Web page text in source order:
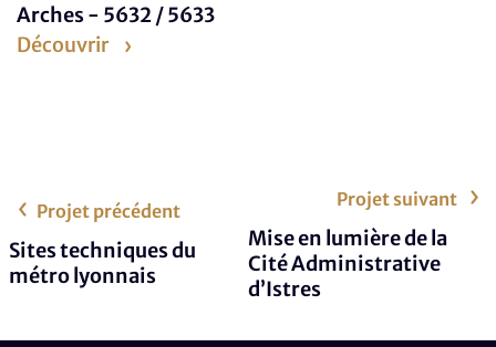
Arches - 5632 / 5633
Découvrir
Projet précédent
Sites techniques du
métro lyonnais
Projet suivant
Mise en lumière de la
Cité Administrative
d’Istres